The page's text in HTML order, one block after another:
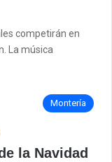
competirán en
La música
Montería
la Navidad